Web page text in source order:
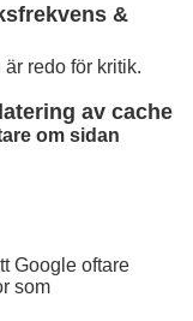
&
redo för kritik.
av cache
om sidan
Google oftare
som